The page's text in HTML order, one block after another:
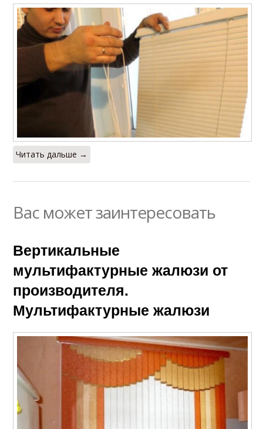
Читать дальше →
Вас может заинтересовать
Вертикальные
мультифактурные жалюзи от
производителя.
Мультифактурные жалюзи